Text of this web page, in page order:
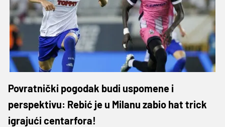
Povratnički pogodak budi uspomene i
perspektivu: Rebić je u Milanu zabio hat trick
igrajući centarfora!